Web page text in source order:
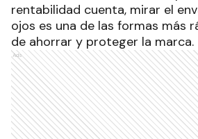
rentabilidad cuenta, mirar el
ojos es una de las formas más
de ahorrar y proteger la marca.
Ads